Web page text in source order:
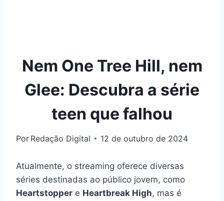
Nem One Tree Hill, nem
Glee: Descubra a série
teen que falhou
Por Redação Digital 12 de outubro de 2024
Atualmente, o streaming oferece diversas
séries destinadas ao público jovem, como
Heartstopper e Heartbreak High, mas é